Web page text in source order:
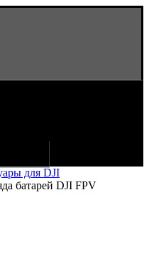
для DJI
батарей DJI FPV